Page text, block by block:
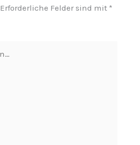
Erforderliche Felder sind mit *